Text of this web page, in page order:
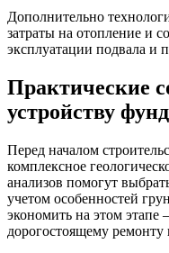
Дополнительно
затраты на отопление и
эксплуатации подвала и
Практические
устройству
Перед началом
комплексное
анализов помогут
учетом особенностей
экономить на этом
дорогостоящему ремонту